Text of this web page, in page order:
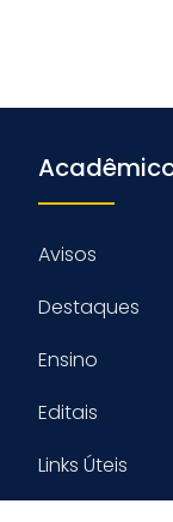
Avisos
Destaques
Ensino
Editais
Links Úteis